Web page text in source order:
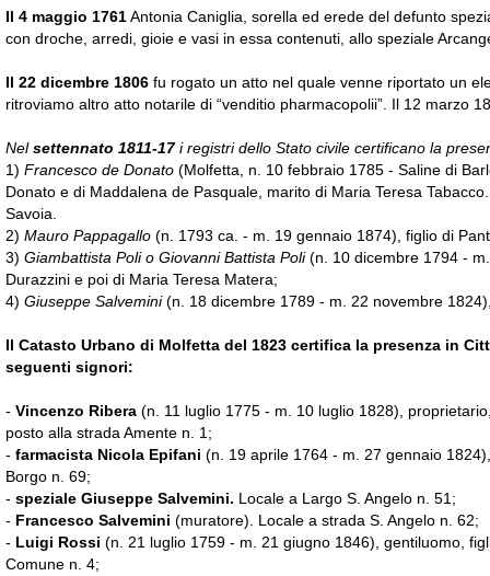
Il 4 maggio 1761Antonia Caniglia, sorella ed erede del defunto
con droche, arredi, gioie e vasi in essa contenuti, allo speziale
Il 22 dicembre 1806 fu rogato un atto nel quale venne riportato un
ritroviamo altro atto notarile di “venditio pharmacopolii”. Il 12 marzo
Nelsettennato 1811-17i registri dello Stato civile certificano la
1) Francesco de Donato (Molfetta, n. 10 febbraio 1785 - Saline di
Donato e di Maddalena de Pasquale, marito di Maria Teresa
Savoia.
2) Mauro Pappagallo (n. 1793 ca. - m. 19 gennaio 1874), figlio di
3) Giambattista Poli o Giovanni Battista Poli(n. 10 dicembre 1794 -
Durazzini e poi di Maria Teresa Matera;
4) Giuseppe Salvemini(n. 18 dicembre 1789 - m. 22 novembre
Il Catasto Urbano di Molfetta del 1823 certifica la presenza in
seguenti signori:
- Vincenzo Ribera (n. 11 luglio 1775 - m. 10 luglio 1828),
posto alla strada Amente n. 1;
- farmacista Nicola Epifani (n. 19 aprile 1764 - m. 27 gennaio
Borgo n. 69;
- speziale Giuseppe Salvemini. Locale a Largo S. Angelo n. 51;
- Francesco Salvemini (muratore). Locale a strada S. Angelo n. 62;
- Luigi Rossi (n. 21 luglio 1759 - m. 21 giugno 1846), gentiluomo,
Comune n. 4;